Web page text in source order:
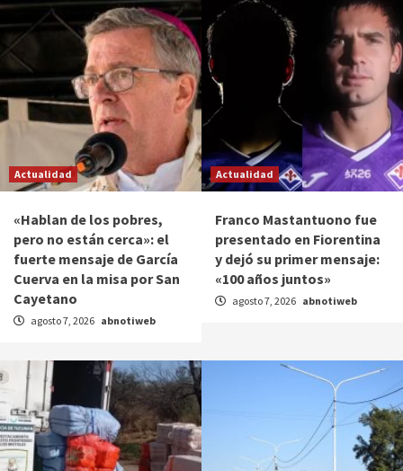
Actualidad
«Hablan de los pobres,
pero no están cerca»: el
fuerte mensaje de García
Cuerva en la misa por San
Cayetano
agosto 7, 2026 abnotiweb
Actualidad
Franco Mastantuono fue
presentado en Fiorentina
y dejó su primer mensaje:
«100 años juntos»
agosto 7, 2026 abnotiweb